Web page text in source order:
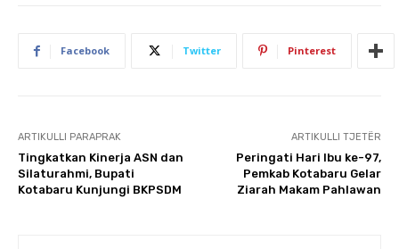
Facebook Twitter Pinterest
ARTIKULLI PARAPRAK
Tingkatkan Kinerja ASN dan
Silaturahmi, Bupati
Kotabaru Kunjungi BKPSDM
ARTIKULLI TJETËR
Peringati Hari Ibu ke-97,
Pemkab Kotabaru Gelar
Ziarah Makam Pahlawan